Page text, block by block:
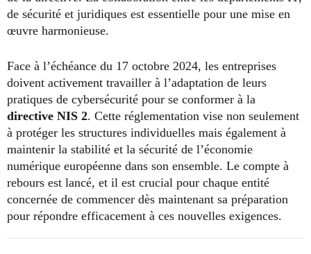
de sécurité et juridiques est essentielle pour une mise en
œuvre harmonieuse.
Face à l’échéance du 17 octobre 2024, les entreprises
doivent activement travailler à l’adaptation de leurs
pratiques de cybersécurité pour se conformer à la
directive NIS 2. Cette réglementation vise non seulement
à protéger les structures individuelles mais également à
maintenir la stabilité et la sécurité de l’économie
numérique européenne dans son ensemble. Le compte à
rebours est lancé, et il est crucial pour chaque entité
concernée de commencer dès maintenant sa préparation
pour répondre efficacement à ces nouvelles exigences.